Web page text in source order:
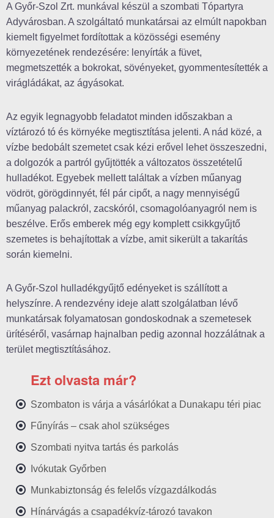
A Győr-Szol Zrt. munkával készül a szombati Tópartyra
Adyvárosban. A szolgáltató munkatársai az elmúlt napokban
kiemelt figyelmet fordítottak a közösségi esemény
környezetének rendezésére: lenyírták a füvet,
megmetszették a bokrokat, sövényeket, gyommentesítették a
virágládákat, az ágyásokat.
Az egyik legnagyobb feladatot minden időszakban a
víztározó tó és környéke megtisztítása jelenti. A nád közé, a
vízbe bedobált szemetet csak kézi erővel lehet összeszedni,
a dolgozók a partról gyűjtötték a változatos összetételű
hulladékot. Egyebek mellett találtak a vízben műanyag
vödröt, görögdinnyét, fél pár cipőt, a nagy mennyiségű
műanyag palackról, zacskóról, csomagolóanyagról nem is
beszélve. Erős emberek még egy komplett csikkgyűjtő
szemetes is behajítottak a vízbe, amit sikerült a takarítás
során kiemelni.
A Győr-Szol hulladékgyűjtő edényeket is szállított a
helyszínre. A rendezvény ideje alatt szolgálatban lévő
munkatársak folyamatosan gondoskodnak a szemetesek
ürítéséről, vasárnap hajnalban pedig azonnal hozzálátnak a
terület megtisztításához.
Ezt olvasta már?
Szombaton is várja a vásárlókat a Dunakapu téri piac
Fűnyírás – csak ahol szükséges
Szombati nyitva tartás és parkolás
Ivókutak Győrben
Munkabiztonság és felelős vízgazdálkodás
Hínárvágás a csapadékvíz-tározó tavakon